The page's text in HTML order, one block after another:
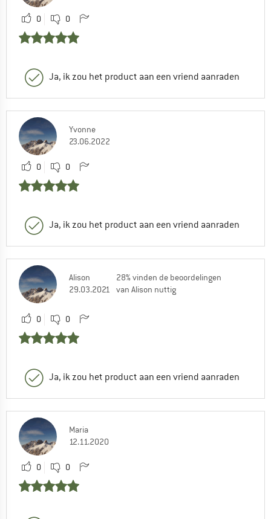
0 0
Ja, ik zou het product aan een vriend aanraden
Yvonne
23.06.2022
0 0
Ja, ik zou het product aan een vriend aanraden
Alison
29.03.2021
28% vinden de beoordelingen
van Alison nuttig
0 0
Ja, ik zou het product aan een vriend aanraden
Maria
12.11.2020
0 0